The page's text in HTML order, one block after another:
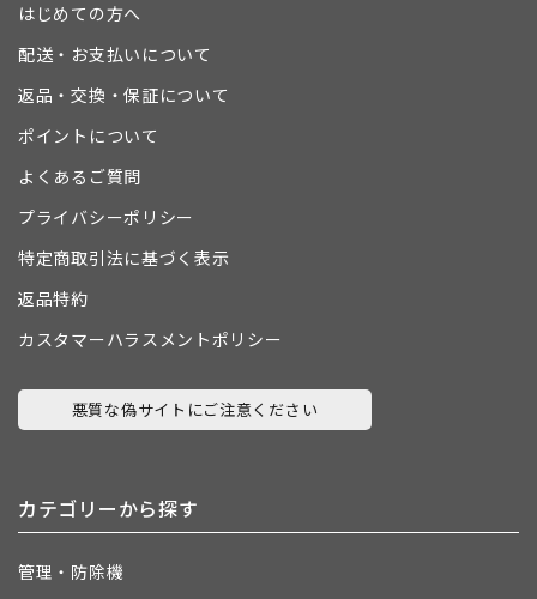
はじめての方へ
配送・お支払いについて
返品・交換・保証について
ポイントについて
よくあるご質問
プライバシーポリシー
特定商取引法に基づく表示
返品特約
カスタマーハラスメントポリシー
悪質な偽サイトにご注意ください
カテゴリーから探す
管理・防除機